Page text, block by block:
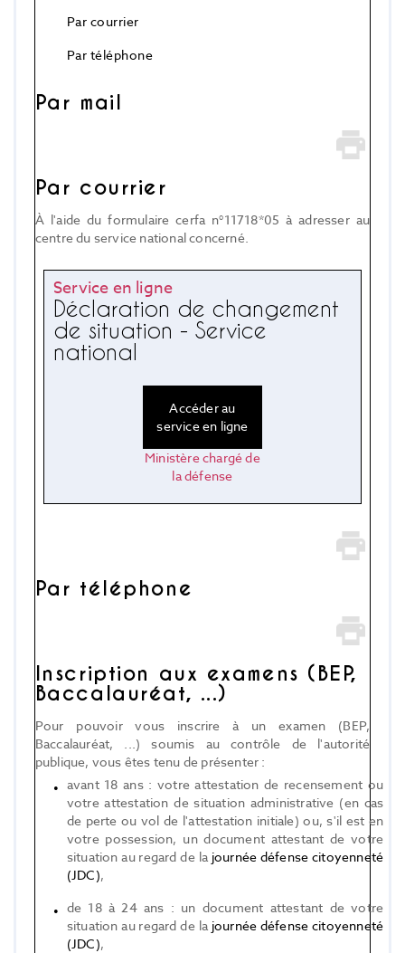
Par courrier
Par téléphone
Par mail
Par courrier
À l'aide du formulaire cerfa n°11718*05 à adresser au
centre du service national concerné.
Service en ligne
Déclaration de changement
de situation - Service
national
Accéder au
service en ligne
Ministère chargé de
la défense
Par téléphone
Inscription aux examens (BEP,
Baccalauréat, ...)
Pour pouvoir vous inscrire à un examen (BEP,
Baccalauréat, ...) soumis au contrôle de l'autorité
publique, vous êtes tenu de présenter :
avant 18 ans : votre attestation de recensement ou
votre attestation de situation administrative (en cas
de perte ou vol de l'attestation initiale) ou, s'il est en
votre possession, un document attestant de votre
situation au regard de la journée défense citoyenneté
(JDC),
de 18 à 24 ans : un document attestant de votre
situation au regard de la journée défense citoyenneté
(JDC),